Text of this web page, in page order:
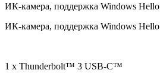
ИК-камера, поддержка Windows Hello
ИК-камера, поддержка Windows Hello
1 x Thunderbolt™ 3 USB-C™